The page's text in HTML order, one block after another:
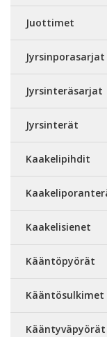
Juottimet
Jyrsinporasarjat
Jyrsinteräsarjat
Jyrsinterät
Kaakelipihdit
Kaakelisienet
Kääntöpyörät
Kääntösulkimet
Kääntyväpyörät